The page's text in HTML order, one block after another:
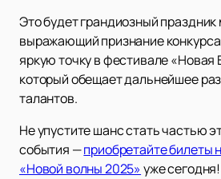
Это будет грандиозный праздник
выражающий признание
яркую точку в фестивале «Новая
который обещает дальнейшее
талантов.
Не упустите шанс стать частью
события —приобретайте билеты
«Новой волны 2025»уже сегодня!